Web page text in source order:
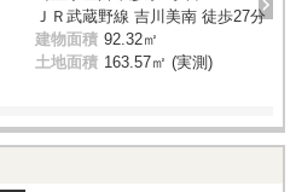
ＪＲ武蔵野線 吉川美南 徒歩27分
建物面積 92.32㎡
土地面積 163.57㎡ (実測)